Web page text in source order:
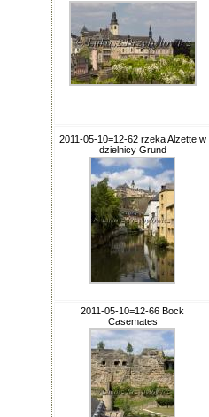
2011-05-10=12-62 rzeka Alzette w
dzielnicy Grund
2011-05-10=12-66 Bock
Casemates